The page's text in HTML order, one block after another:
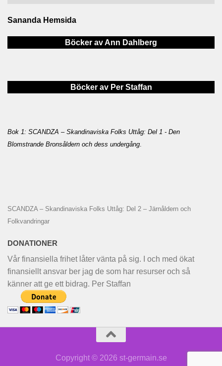
Sananda Hemsida
Böcker av Ann Dahlberg
Böcker av Per Staffan
Bok 1: SCANDZA – Skandinaviska Folks Uttåg: Del 1 - Den
Blomstrande Bronsåldern och dess undergång
SCANDZA – Skandinaviska Folks Uttåg: Del 2 – Järnåldern och
Folkvandringar
DONATIONER
Vår finansiella frihet låter vänta på sig. I och med ökat
finansiellt ansvar ber jag de som har resurser och så
känner att ge ett bidrag. Per Staffan
Copyright © 2026 st-germain.se